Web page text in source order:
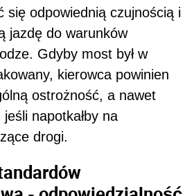
się odpowiednią czujnością i
jazdę do warunków
Gdyby most był w
kierowca powinien
ostrożność, a nawet
napotkałby na
drogi.